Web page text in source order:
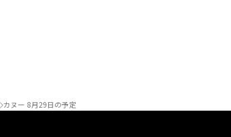
カヌー 8月29日の予定